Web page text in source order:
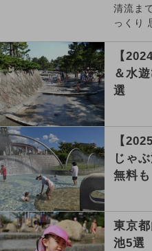
清流ま
っくり
【
＆水
選
【
じゃ
無料も
東京
池5選